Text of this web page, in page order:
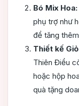
Bó Mix Hoa:
phụ trợ như
để tăng
Thiết kế
Thiên Điểu
hoặc hộp
quà tặng